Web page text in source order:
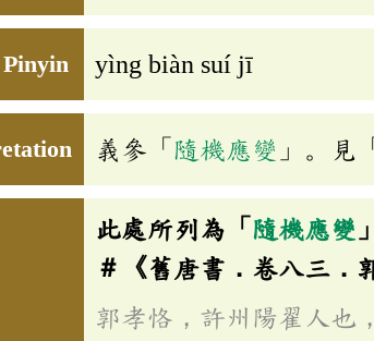
yìng biàn suí jī
義參「 隨機應變 」。見「
此處所列為「 隨機應變
＃《舊唐書．卷八三．
郭孝恪，許州陽翟人也